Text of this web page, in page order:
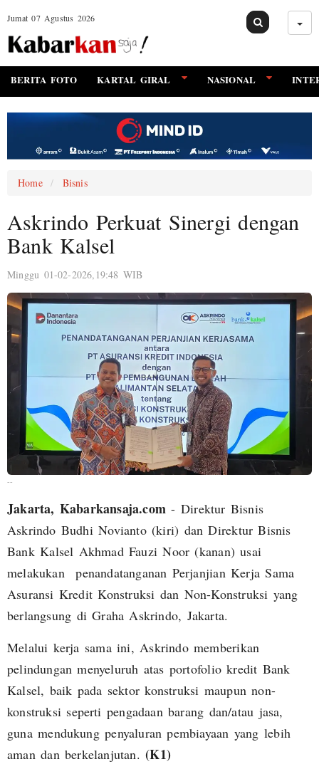
Jumat 07 Agustus 2026
BERITA FOTO KARTAL GIRAL NASIONAL
Home Bisnis
Askrindo Perkuat Sinergi dengan
Bank Kalsel
Minggu 01-02-2026,19:48 WIB
--
Jakarta, Kabarkansaja.com - Direktur Bisnis
Askrindo Budhi Novianto (kiri) dan Direktur Bisnis
Bank Kalsel Akhmad Fauzi Noor (kanan) usai
melakukan penandatanganan Perjanjian Kerja Sama
Asuransi Kredit Konstruksi dan Non-Konstruksi yang
berlangsung di Graha Askrindo, Jakarta.
Melalui kerja sama ini, Askrindo memberikan
pelindungan menyeluruh atas portofolio kredit Bank
Kalsel, baik pada sektor konstruksi maupun non-
konstruksi seperti pengadaan barang dan/atau jasa,
guna mendukung penyaluran pembiayaan yang lebih
aman dan berkelanjutan.(K1)